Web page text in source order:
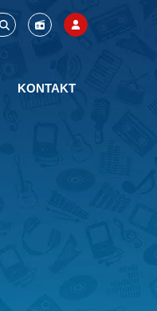
KONTAKT